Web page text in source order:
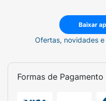
Baixar
Ofertas, novidades
Formas de Pagamento